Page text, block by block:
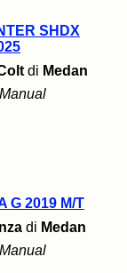
SHDX
di Medan
Manual
G 2019 M/T
di Medan
Manual